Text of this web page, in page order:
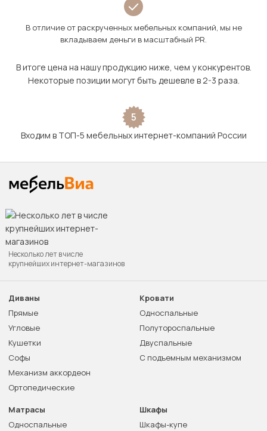
В отличие от раскрученных мебельных компаний, мы не
вкладываем деньги в масштабный PR.
В итоге цена на нашу продукцию ниже, чем у конкурентов.
Некоторые позиции могут быть дешевле в 2-3 раза.
5
Входим в ТОП-5 мебельных интернет-компаний России
Несколько лет в числе
крупнейших интернет-магазинов
Диваны
Прямые
Угловые
Кушетки
Софы
Механизм аккордеон
Ортопедические
Кровати
Односпальные
Полутороспальные
Двуспальные
С подъемным механизмом
Матрасы
Односпальные
Шкафы
Шкафы-купе